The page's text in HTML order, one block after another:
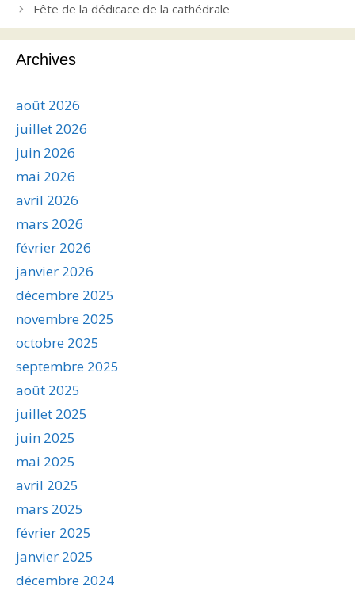
Fête de la dédicace de la cathédrale
Archives
août 2026
juillet 2026
juin 2026
mai 2026
avril 2026
mars 2026
février 2026
janvier 2026
décembre 2025
novembre 2025
octobre 2025
septembre 2025
août 2025
juillet 2025
juin 2025
mai 2025
avril 2025
mars 2025
février 2025
janvier 2025
décembre 2024